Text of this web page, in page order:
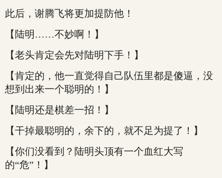
此后，谢腾飞将更加提防他！
【陆明……不妙啊！】
【老头肯定会先对陆明下手！】
【肯定的，他一直觉得自己队伍里都是傻逼，没
想到出来一个聪明的！】
【陆明还是棋差一招！】
【干掉最聪明的，余下的，就不足为提了！】
【你们没看到？陆明头顶有一个血红大写
的“危”！】